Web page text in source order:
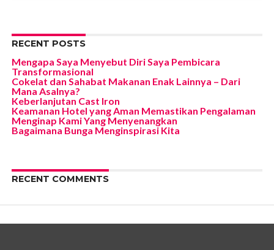
RECENT POSTS
Mengapa Saya Menyebut Diri Saya Pembicara
Transformasional
Cokelat dan Sahabat Makanan Enak Lainnya – Dari
Mana Asalnya?
Keberlanjutan Cast Iron
Keamanan Hotel yang Aman Memastikan Pengalaman
Menginap Kami Yang Menyenangkan
Bagaimana Bunga Menginspirasi Kita
RECENT COMMENTS